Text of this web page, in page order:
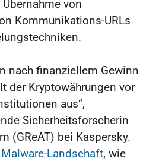
von
Kommunikations-URLs
nach finanziellem Gewinn
der Kryptowährungen vor
aus“,
Sicherheitsforscherin
(GReAT) bei Kaspersky.
Landschaft, wie